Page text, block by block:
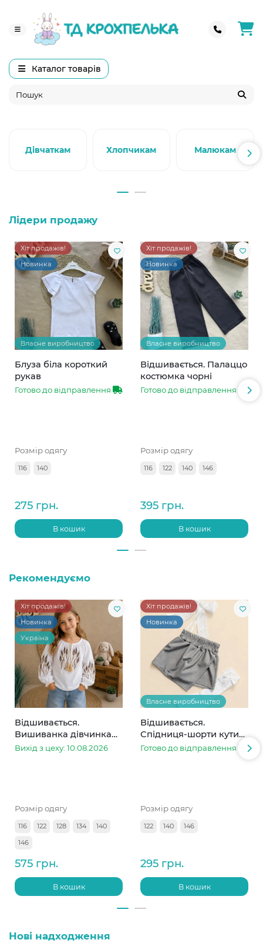
Каталог товарів
Дівчаткам Хлопчикам Малюкам
Лідери продажу
Хіт продажів!
Новинка
Власне виробництво
Блуза біла короткий
рукав
Готово до відправлення
Розмір одягу
116 140
275 грн.
В кошик
Хіт продажів!
Новинка
Власне виробництво
Відшивається. Палаццо
костюмка чорні
Готово до відправлення
Розмір одягу
116 122 140 146
395 грн.
В кошик
Рекомендуємо
Хіт продажів!
Новинка
Україна
Відшивається.
Вишиванка дівчинка
колоски
Вихід з цеху: 10.08.2026
Розмір одягу
116 122 128 134
140
146
575 грн.
В кошик
Хіт продажів!
Новинка
Власне виробництво
Відшивається.
Спідниця-шорти кутик
сіра в смужку
Готово до відправлення
Розмір одягу
122 140 146
295 грн.
В кошик
Нові надходження